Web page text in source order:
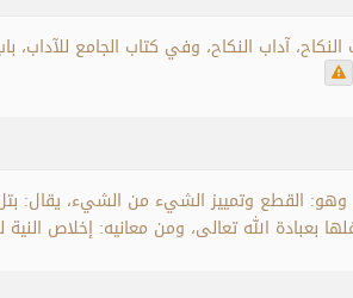
آداب النكاح، وفي كتاب الجامع للآداب،
وهو: القطع وتمييز الشيء من الشيء، يقال:
بعبادة الله تعالى، ومن معانيه: إخلاص النية